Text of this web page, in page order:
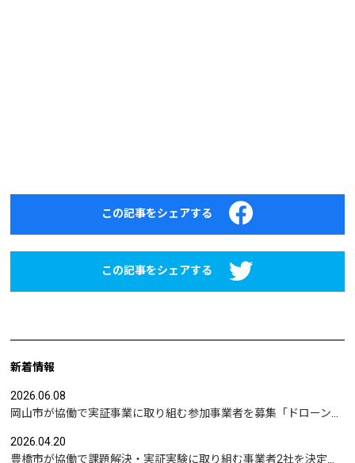
この記事をシェアする
この記事をシェアする
新着情報
2026.06.08
岡山市が協働で実証事業に取り組む参加事業者を募集「ドローンを活用した沿岸部への避難情報伝達の検証」など
2026.04.20
豊橋市が協働で課題解決・実証実験に取り組む事業者2社を決定｜実証テーマは「地域包括支援センターの業務マニュアル整備」と「給食注文管理のシステム化」